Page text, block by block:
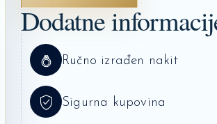
Dodatne
Ručno izrađen nakit
Sigurna kupovina